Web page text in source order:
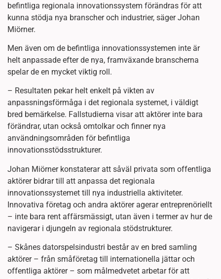
befintliga regionala innovationssystem förändras för att
kunna stödja nya branscher och industrier, säger Johan
Miörner.
Men även om de befintliga innovationssystemen inte är
helt anpassade efter de nya, framväxande branscherna
spelar de en mycket viktig roll.
– Resultaten pekar helt enkelt på vikten av
anpassningsförmåga i det regionala systemet, i väldigt
bred bemärkelse. Fallstudierna visar att aktörer inte bara
förändrar, utan också omtolkar och finner nya
användningsområden för befintliga
innovationsstödsstrukturer.
Johan Miörner konstaterar att såväl privata som offentliga
aktörer bidrar till att anpassa det regionala
innovationssystemet till nya industriella aktiviteter.
Innovativa företag och andra aktörer agerar entreprenöriellt
– inte bara rent affärsmässigt, utan även i termer av hur de
navigerar i djungeln av regionala stödstrukturer.
– Skånes datorspelsindustri består av en bred samling
aktörer – från småföretag till internationella jättar och
offentliga aktörer – som målmedvetet arbetar för att